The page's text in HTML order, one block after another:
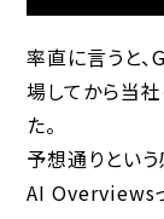
率直に言うと
場してから当
た。
予想通りという
AI Overviews